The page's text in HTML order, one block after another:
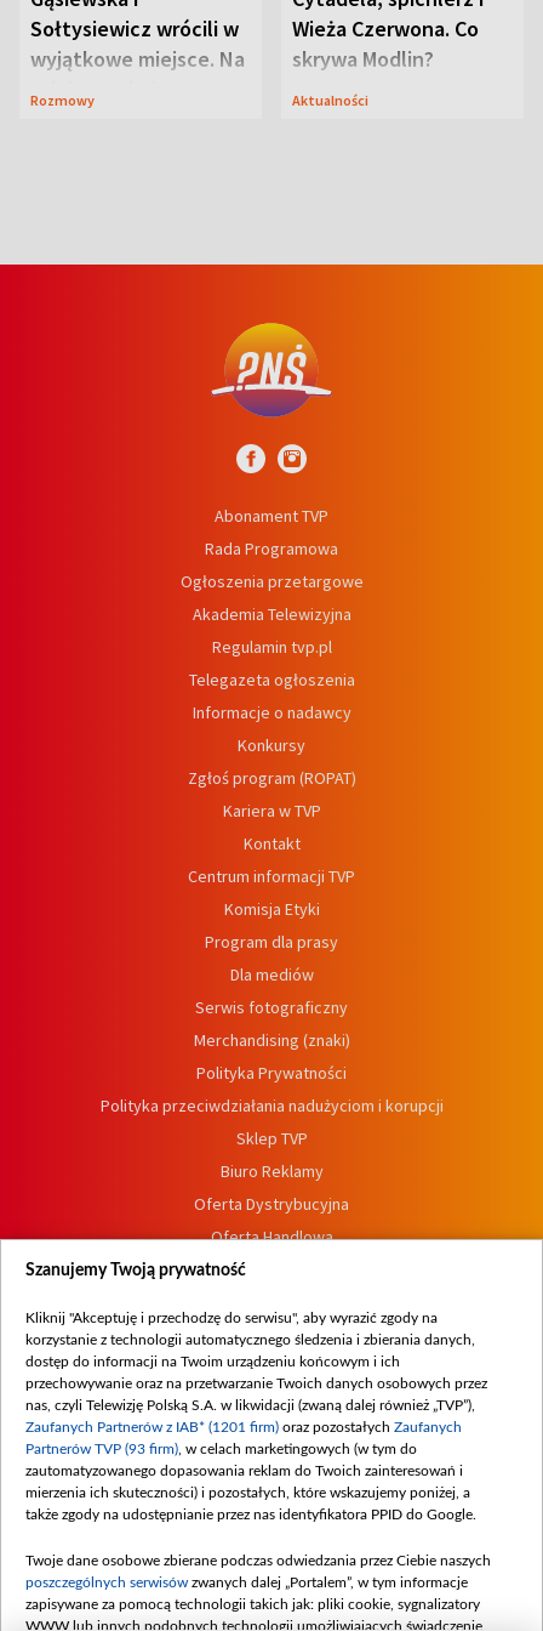
Sołtysiewicz wrócili w
wyjątkowe miejsce. Na
Rozmowy
Wieża Czerwona. Co
skrywa Modlin?
Aktualności
Abonament TVP
Rada Programowa
Ogłoszenia przetargowe
Akademia Telewizyjna
Regulamin tvp.pl
Telegazeta ogłoszenia
Informacje o nadawcy
Konkursy
Zgłoś program (ROPAT)
Kariera w TVP
Kontakt
Centrum informacji TVP
Komisja Etyki
Program dla prasy
Dla mediów
Serwis fotograficzny
Merchandising (znaki)
Polityka Prywatności
Polityka przeciwdziałania nadużyciom i korupcji
Sklep TVP
Biuro Reklamy
Oferta Dystrybucyjna
Oferta Handlowa
Dostępność
Procedura zgłoszeń wewnętrznych
Szanujemy Twoją prywatność
Kliknij "Akceptuję i przechodzę do serwisu", aby wyrazić zgody na
korzystanie z technologii automatycznego śledzenia i zbierania danych,
dostęp do informacji na Twoim urządzeniu końcowym i ich
przechowywanie oraz na przetwarzanie Twoich danych osobowych przez
nas, czyli Telewizję Polską S.A. w likwidacji (zwaną dalej również „TVP”),
Zaufanych Partnerów z IAB* (1201 firm) oraz pozostałych Zaufanych
Partnerów TVP (93 firm) , w celach marketingowych (w tym do
zautomatyzowanego dopasowania reklam do Twoich zainteresowań i
mierzenia ich skuteczności) i pozostałych, które wskazujemy poniżej, a
także zgody na udostępnianie przez nas identyfikatora PPID do Google.
Twoje dane osobowe zbierane podczas odwiedzania przez Ciebie naszych
poszczególnych serwisów zwanych dalej „Portalem”, w tym informacje
zapisywane za pomocą technologii takich jak: pliki cookie, sygnalizatory
WWW lub innych podobnych technologii umożliwiających świadczenie